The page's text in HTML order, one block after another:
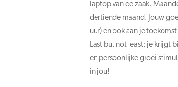
laptop van de zaak.
dertiende maand. Jouw
uur) en ook aan je
Last but not least: je krijgt
en persoonlijke groei
in jou!